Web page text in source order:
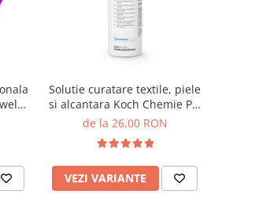
Solutie curatare textile, piele
si alcantara Koch Chemie Pol
Star
de la 26,00 RON
VEZI VARIANTE